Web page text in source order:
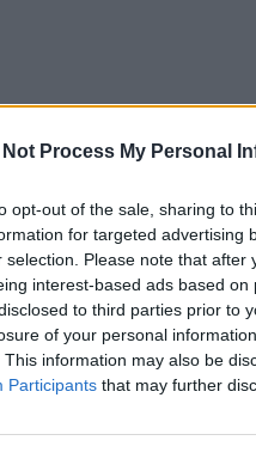
Not Process My Personal
opt-out of the sale, sharing to
for targeted advertising
selection. Please note that
interest-based ads based
to third parties prior to
of your personal
This information may also be
Participants that may further